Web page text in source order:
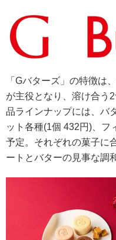
「Gバターズ」の特徴は
が主役となり、溶け合う
品ラインナップには、バ
ット各種(1個 432円)、フ
予定。それぞれの菓子に
ートとバターの見事な調